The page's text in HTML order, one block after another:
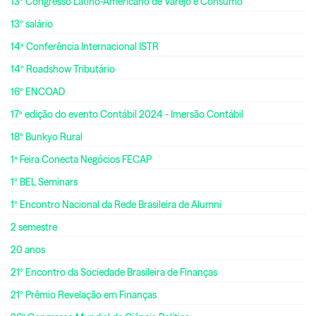
13º salário
14ª Conferência Internacional ISTR
14º Roadshow Tributário
16º ENCOAD
17ª edição do evento Contábil 2024 - Imersão Contábil
18º Bunkyo Rural
1ª Feira Conecta Negócios FECAP
1º BEL Seminars
1º Encontro Nacional da Rede Brasileira de Alumni
2 semestre
20 anos
21º Encontro da Sociedade Brasileira de Finanças
21º Prêmio Revelação em Finanças